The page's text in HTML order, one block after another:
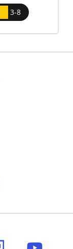
3-8